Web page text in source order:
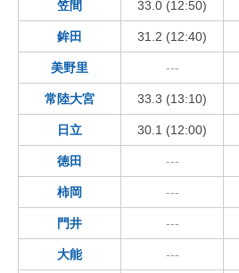
笠間 33.0 (12:50)
鉾田 31.2 (12:40)
美野里 ---
常陸大宮 33.3 (13:10)
日立 30.1 (12:00)
徳田 ---
柿岡 ---
門井 ---
大能 ---